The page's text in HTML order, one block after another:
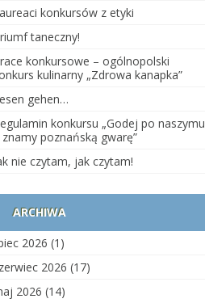
informacyjna
informacyjny o
zdrowia
dziecka
konkursów z etyki
taneczny!
konkursowe – ogólnopolski
kulinarny „Zdrowa kanapka”
gehen…
konkursu „Godej po naszymu
znamy poznańską gwarę”
nie czytam, jak czytam!
ARCHIWA
2026 (1)
2026 (17)
2026 (14)